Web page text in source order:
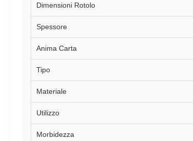
Dimensioni Rotolo
Spessore
Anima Carta
Tipo
Materiale
Utilizzo
Morbidezza